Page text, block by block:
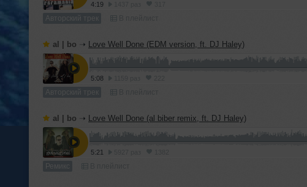
4:19
Авторский трек
al | bo ➝ Love Well Done (EDM version, ft. DJ Haley)
5:08
Авторский трек
al | bo ➝ Love Well Done (al biber remix, ft. DJ Haley)
5:21
Ремикс